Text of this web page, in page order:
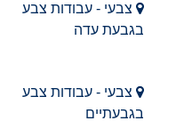
צבעי - עבודות צבע
בגבעת עדה
צבעי - עבודות צבע
בגבעתיים